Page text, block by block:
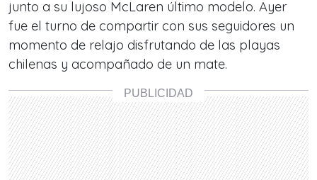
junto a su lujoso McLaren último modelo. Ayer
fue el turno de compartir con sus seguidores un
momento de relajo disfrutando de las playas
chilenas y acompañado de un mate.